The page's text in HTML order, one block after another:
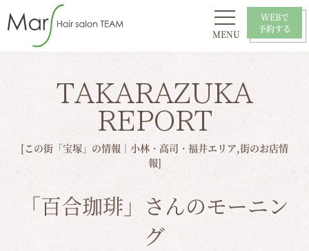
MENU
WEBで
予約する
TAKARAZUKA
REPORT
[この街「宝塚」の情報｜ 小林・高司・福井エリア,街のお店情
報]
「百合珈琲」さんのモーニン
グ